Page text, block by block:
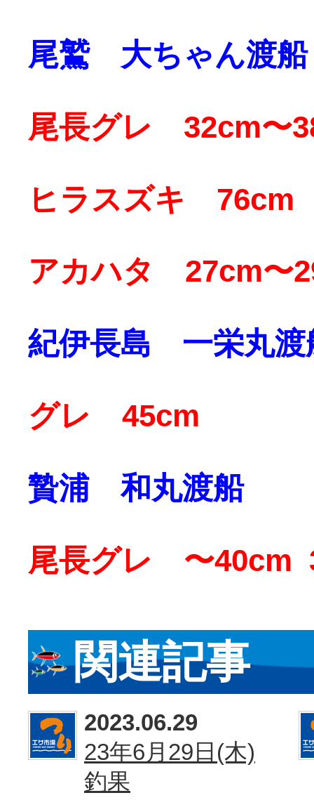
尾鷲 大ちゃん渡船
尾長グレ 32cm〜
ヒラスズキ 76cm
アカハタ 27cm〜
紀伊長島 一栄丸渡
グレ 45cm
贄浦 和丸渡船
尾長グレ 〜40cm
関連記事
2023.06.29
23年6月29日(木)
釣果